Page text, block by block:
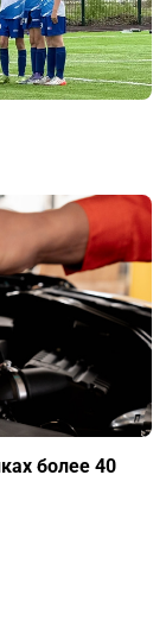
более 40